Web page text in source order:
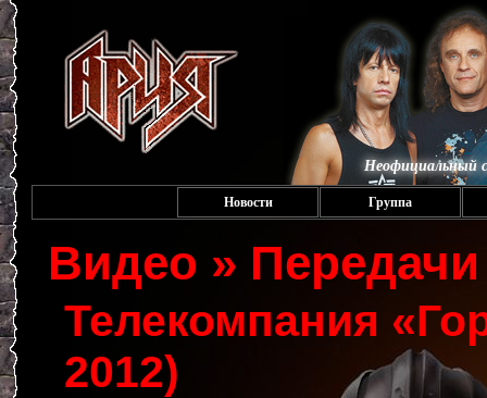
Неофициальный
Новости Группа
Видео » Передачи
Телекомпания
2012)